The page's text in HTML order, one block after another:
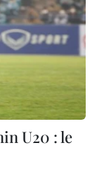
U20 : le